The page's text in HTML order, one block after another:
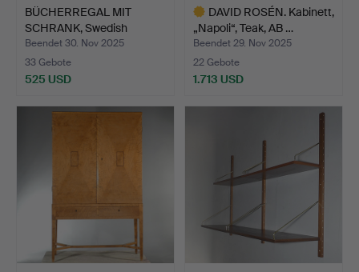
BÜCHERREGAL MIT
SCHRANK, Swedish
Modern um…
Beendet 30. Nov 2025
33 Gebote
525 USD
DAVID ROSÉN. Kabinett,
„Napoli“, Teak, AB …
Beendet 29. Nov 2025
22 Gebote
1.713 USD